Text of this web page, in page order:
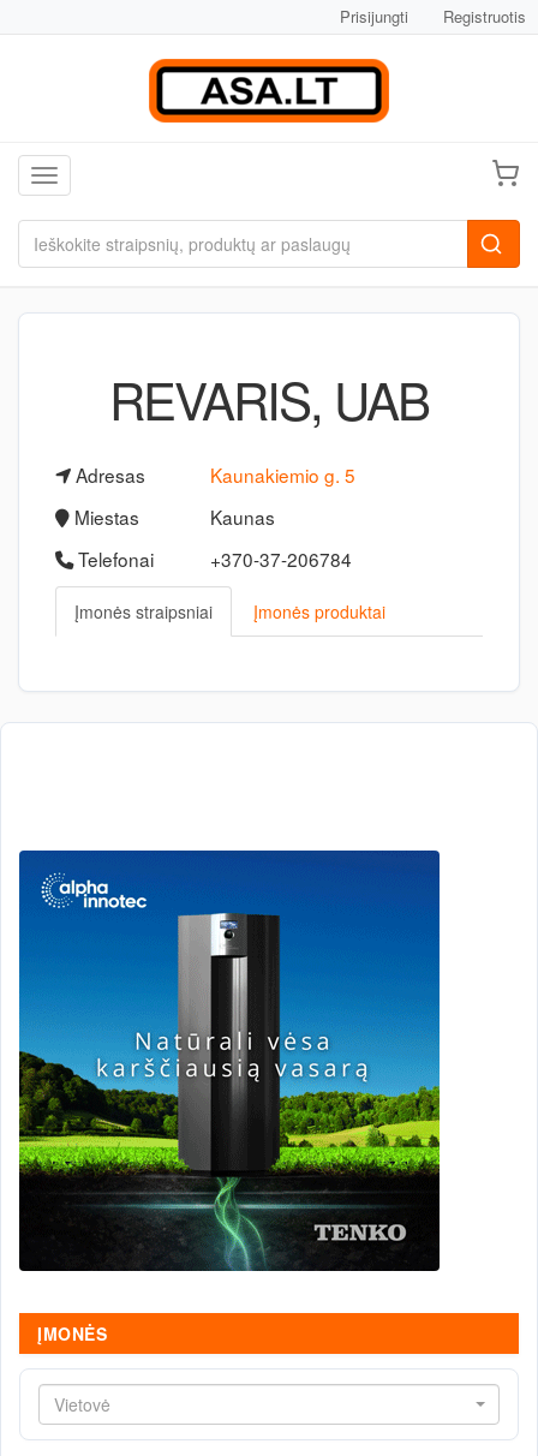
Prisijungti Registruotis
Toggle navigation
REVARIS, UAB
Adresas
Kaunakiemio g. 5
Miestas
Kaunas
Telefonai
+370-37-206784
Įmonės straipsniai Įmonės produktai
ĮMONĖS
Vietovė